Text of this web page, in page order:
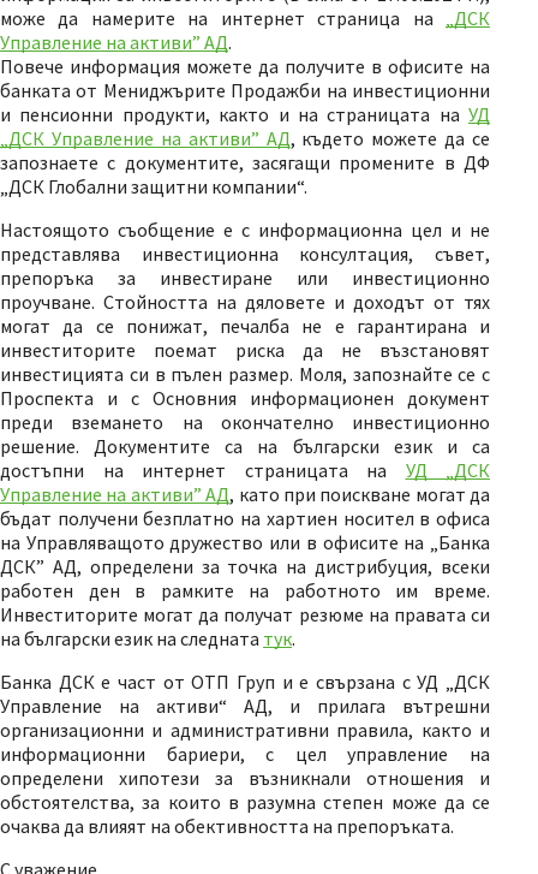
може да намерите на интернет страница на „ДСК
Управление на активи” АД.
Повече информация можете да получите в офисите на
банката от Мениджърите Продажби на инвестиционни
и пенсионни продукти, както и на страницата на УД
„ДСК Управление на активи” АД, където можете да се
запознаете с документите, засягащи промените в ДФ
„ДСК Глобални защитни компании“.
Настоящото съобщение е с информационна цел и не
представлява инвестиционна консултация, съвет,
препоръка за инвестиране или инвестиционно
проучване. Стойността на дяловете и доходът от тях
могат да се понижат, печалба не е гарантирана и
инвеститорите поемат риска да не възстановят
инвестицията си в пълен размер. Моля, запознайте се с
Проспекта и с Основния информационен документ
преди вземането на окончателно инвестиционно
решение. Документите са на български език и са
достъпни на интернет страницата на УД „ДСК
Управление на активи” АД, като при поискване могат да
бъдат получени безплатно на хартиен носител в офиса
на Управляващото дружество или в офисите на „Банка
ДСК” АД, определени за точка на дистрибуция, всеки
работен ден в рамките на работното им време.
Инвеститорите могат да получат резюме на правата си
на български език на следната тук.
Банка ДСК е част от ОТП Груп и е свързана с УД „ДСК
Управление на активи“ АД, и прилага вътрешни
организационни и административни правила, както и
информационни бариери, с цел управление на
определени хипотези за възникнали отношения и
обстоятелства, за които в разумна степен може да се
очаква да влияят на обективността на препоръката.
С уважение,